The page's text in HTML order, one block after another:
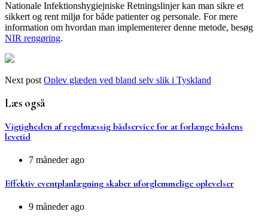
Nationale Infektionshygiejniske Retningslinjer kan man sikre et
sikkert og rent miljø for både patienter og personale. For mere
information om hvordan man implementerer denne metode, besøg
NIR rengøring.
Next post Oplev glæden ved bland selv slik i Tyskland
Læs også
Vigtigheden af regelmæssig bådservice for at forlænge bådens
levetid
7 måneder ago
Effektiv eventplanlægning skaber uforglemmelige oplevelser
9 måneder ago